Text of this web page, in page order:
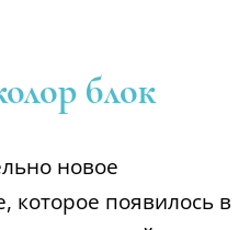
блок
новое
которое появилось в